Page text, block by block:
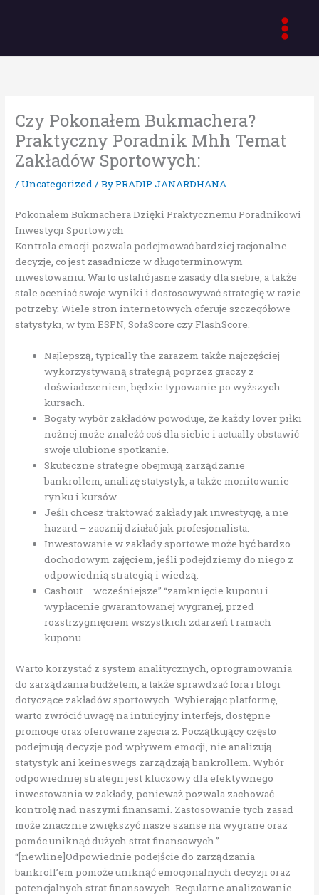
Czy Pokonałem Bukmachera?
Praktyczny Poradnik Mhh Temat
Zakładów Sportowych:
/Uncategorized/ ByPRADIP JANARDHANA
Pokonałem Bukmachera Dzięki Praktycznemu Poradnikowi
Inwestycji Sportowych
Kontrola emocji pozwala podejmować bardziej racjonalne
decyzje, co jest zasadnicze w długoterminowym
inwestowaniu. Warto ustalić jasne zasady dla siebie, a także
stale oceniać swoje wyniki i dostosowywać strategię w razie
potrzeby. Wiele stron internetowych oferuje szczegółowe
statystyki, w tym ESPN, SofaScore czy FlashScore.
Najlepszą, typically the zarazem także najczęściej
wykorzystywaną strategią poprzez graczy z
doświadczeniem, będzie typowanie po wyższych
kursach.
Bogaty wybór zakładów powoduje, że każdy lover piłki
nożnej może znaleźć coś dla siebie i actually obstawić
swoje ulubione spotkanie.
Skuteczne strategie obejmują zarządzanie
bankrollem, analizę statystyk, a także monitowanie
rynku i kursów.
Jeśli chcesz traktować zakłady jak inwestycję, a nie
hazard – zacznij działać jak profesjonalista.
Inwestowanie w zakłady sportowe może być bardzo
dochodowym zajęciem, jeśli podejdziemy do niego z
odpowiednią strategią i wiedzą.
Cashout – wcześniejsze” “zamknięcie kuponu i
wypłacenie gwarantowanej wygranej, przed
rozstrzygnięciem wszystkich zdarzeń t ramach
kuponu.
Warto korzystać z system analitycznych, oprogramowania
do zarządzania budżetem, a także sprawdzać fora i blogi
dotyczące zakładów sportowych. Wybierając platformę,
warto zwrócić uwagę na intuicyjny interfejs, dostępne
promocje oraz oferowane zajecia z. Początkujący często
podejmują decyzje pod wpływem emocji, nie analizują
statystyk ani keineswegs zarządzają bankrollem. Wybór
odpowiedniej strategii jest kluczowy dla efektywnego
inwestowania w zakłady, ponieważ pozwala zachować
kontrolę nad naszymi finansami. Zastosowanie tych zasad
może znacznie zwiększyć nasze szanse na wygrane oraz
pomóc uniknąć dużych strat finansowych.”
“[newline]Odpowiednie podejście do zarządzania
bankroll’em pomoże uniknąć emocjonalnych decyzji oraz
potencjalnych strat finansowych. Regularne analizowanie